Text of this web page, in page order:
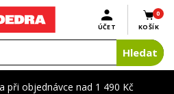
při objednávce nad 1 490 Kč
0
KOŠÍK
ÚČET
Hledat